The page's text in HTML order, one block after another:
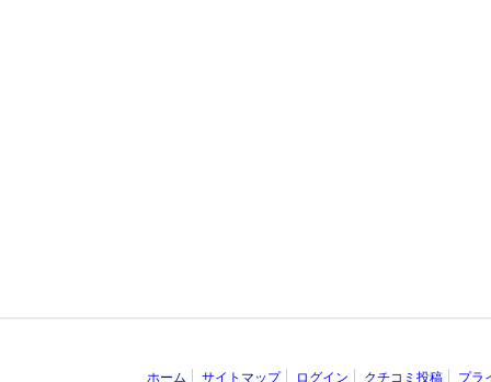
ホーム サイトマップ ログイン クチコミ投稿 プラ